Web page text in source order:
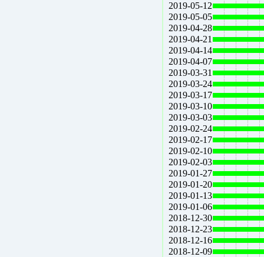
2019-05-12
2019-05-05
2019-04-28
2019-04-21
2019-04-14
2019-04-07
2019-03-31
2019-03-24
2019-03-17
2019-03-10
2019-03-03
2019-02-24
2019-02-17
2019-02-10
2019-02-03
2019-01-27
2019-01-20
2019-01-13
2019-01-06
2018-12-30
2018-12-23
2018-12-16
2018-12-09